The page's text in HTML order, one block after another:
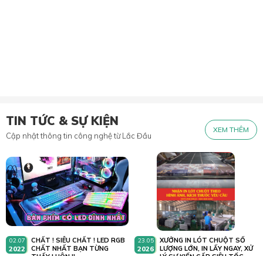
TIN TỨC & SỰ KIỆN
Cập nhật thông tin công nghệ từ Lắc Đầu
XEM THÊM
02.07
2022
CHẤT ! SIÊU CHẤT ! LED RGB
CHẤT NHẤT BẠN TỪNG
23.05
2026
XƯỞNG IN LÓT CHUỘT SỐ
LƯỢNG LỚN, IN LẤY NGAY, XỬ